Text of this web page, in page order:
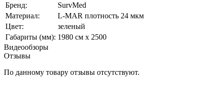
Бренд:
SurvMed
Материал:
L-MAR плотность 24 мкм
Цвет:
зеленый
Габариты (мм): 1980 см х 2500
Видеообзоры
Отзывы
По данному товару отзывы отсутствуют.